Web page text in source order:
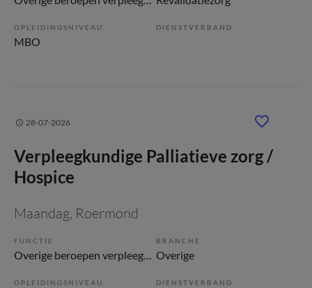
OPLEIDINGSNIVEAU
MBO
DIENSTVERBAND
28-07-2026
Verpleegkundige Palliatieve zorg /
Hospice
Maandag, Roermond
FUNCTIE
Overige beroepen verpleegkunde
BRANCHE
Overige
OPLEIDINGSNIVEAU DIENSTVERBAND